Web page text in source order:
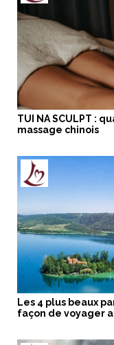
TUI NA SCULPT :
massage chinois
Les 4 plus beaux
façon de voyager